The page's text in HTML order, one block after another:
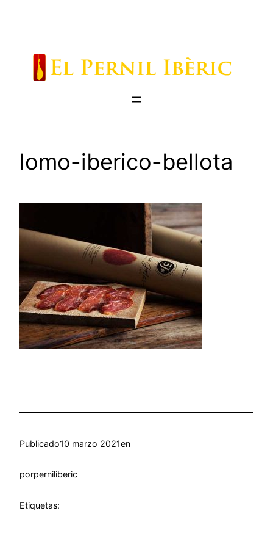
lomo-iberico-bellota
Publicado10 marzo 2021en
porperniliberic
Etiquetas: